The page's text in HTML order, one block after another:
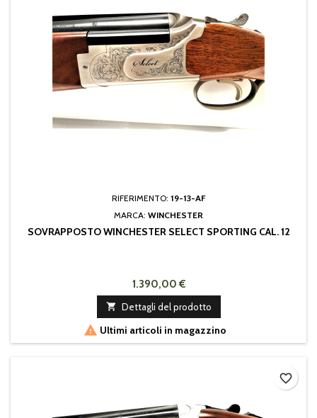
RIFERIMENTO: 19-13-AF
MARCA: WINCHESTER
SOVRAPPOSTO WINCHESTER SELECT SPORTING CAL. 12
1.390,00 €
 Dettagli del prodotto
 Ultimi articoli in magazzino
favorite_border